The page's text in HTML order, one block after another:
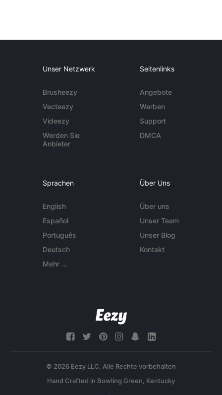
Unser Netzwerk
Brusheezy
Vecteezy
Videezy
Werden Sie
Anbieter
Seitenlinks
Angebote
Werben
Support
DMCA
Sprachen
English
Español
Português
Deutsch
Mehr ...
Über Uns
Über uns
Unser Team
Unser Blog
Kontakt
© 2026 Eezy LLC. Alle Rechte vorbehalten